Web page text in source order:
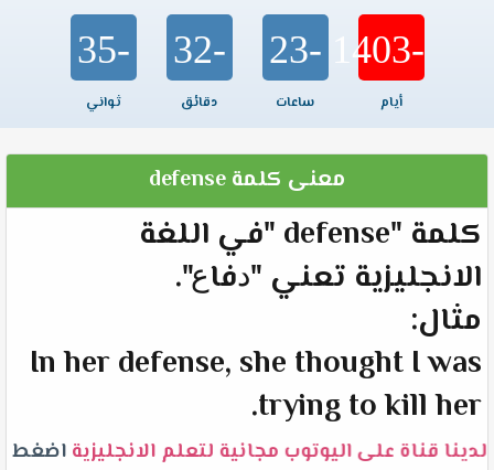
-1403
أيام
-23
ساعات
-32
دقائق
-35
ثواني
معنى كلمة defense
كلمة "defense "في اللغة
الانجليزية تعني "ﺩﻓﺎﻉ".
مثال:
In her defense, she thought I was
trying to kill her.
لدينا قناة على اليوتوب مجانية لتعلم الانجليزيةاضغط